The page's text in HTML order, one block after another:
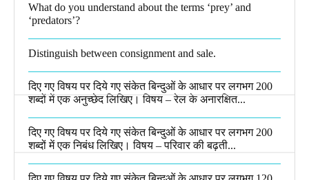
What do you understand about the terms ‘prey’ and
‘predators’?​
Distinguish between consignment and sale.
दिए गए विषय पर दिये गए संकेत बिन्दुओं के आधार पर लगभग 200
शब्दों में एक अनुच्छेद लिखिए। विषय – रेल के अनारक्षित...
दिए गए विषय पर दिये गए संकेत बिन्दुओं के आधार पर लगभग 200
शब्दों में एक निबंध लिखिए। विषय – परिवार की बढ़ती...